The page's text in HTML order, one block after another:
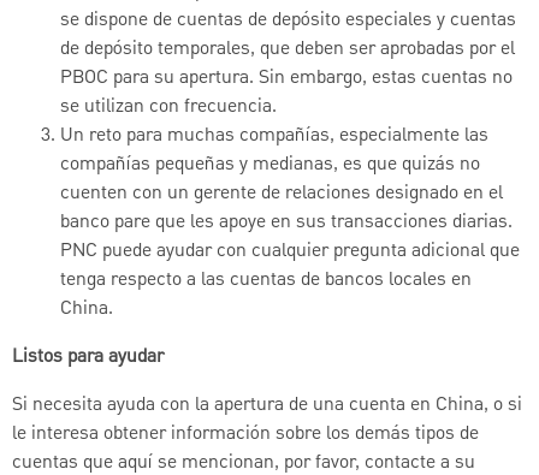
se dispone de cuentas de depósito especiales y cuentas
de depósito temporales, que deben ser aprobadas por el
PBOC para su apertura. Sin embargo, estas cuentas no
se utilizan con frecuencia.
Un reto para muchas compañías, especialmente las
compañías pequeñas y medianas, es que quizás no
cuenten con un gerente de relaciones designado en el
banco pare que les apoye en sus transacciones diarias.
PNC puede ayudar con cualquier pregunta adicional que
tenga respecto a las cuentas de bancos locales en
China.
Listos para ayudar
Si necesita ayuda con la apertura de una cuenta en China, o si
le interesa obtener información sobre los demás tipos de
cuentas que aquí se mencionan, por favor, contacte a su